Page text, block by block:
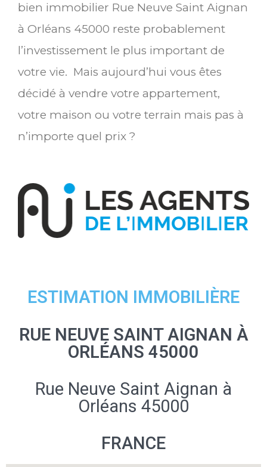
bien immobilier Rue Neuve Saint Aignan
à Orléans 45000 reste probablement
l’investissement le plus important de
votre vie. Mais aujourd’hui vous êtes
décidé à vendre votre appartement,
votre maison ou votre terrain mais pas à
n’importe quel prix ?
ESTIMATION IMMOBILIÈRE
RUE NEUVE SAINT AIGNAN À
ORLÉANS 45000
Rue Neuve Saint Aignan à
Orléans 45000
FRANCE